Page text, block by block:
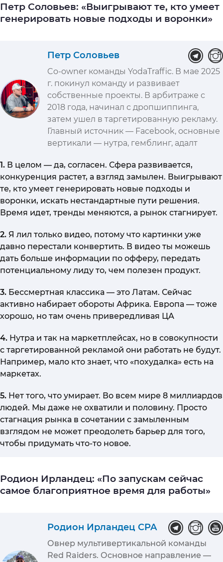
Петр Соловьев: «Выигрывают те, кто умеет
генерировать новые подходы и воронки»
Петр Соловьев
Co-owner команды YodaTraffic. В мае 2025
г. покинул команду и развивает
собственные проекты. В арбитраже с
2018 года, начинал с дропшиппинга,
затем ушел в таргетированную рекламу.
Главный источник — Facebook, основные
вертикали — нутра, гемблинг, адалт
1. В целом — да, согласен. Сфера развивается,
конкуренция растет, а взгляд замылен. Выигрывают
те, кто умеет генерировать новые подходы и
воронки, искать нестандартные пути решения.
Время идет, тренды меняются, а рынок стагнирует.
2. Я лил только видео, потому что картинки уже
давно перестали конвертить. В видео ты можешь
дать больше информации по офферу, передать
потенциальному лиду то, чем полезен продукт.
3. Бессмертная классика — это Латам. Сейчас
активно набирает обороты Африка. Европа — тоже
хорошо, но там очень привередливая ЦА
4. Нутра и так на маркетплейсах, но в совокупности
с таргетированной рекламой они работать не будут.
Например, мало кто знает, что «похудалка» есть на
маркетах.
5. Нет того, что умирает. Во всем мире 8 миллиардов
людей. Мы даже не охватили и половину. Просто
стагнация рынка в сочетании с замыленным
взглядом не может преодолеть барьер для того,
чтобы придумать что-то новое.
Родион Ирландец: «По запускам сейчас
самое благоприятное время для работы»
Родион Ирландец CPA
Овнер мультивертикальной команды
Red Raiders. Основное направление —